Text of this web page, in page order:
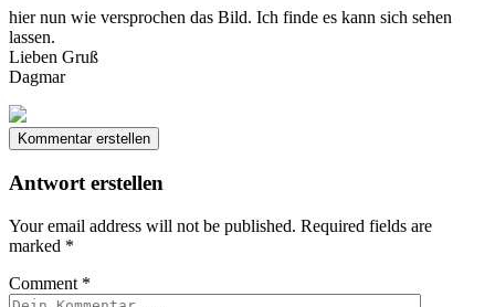
hier nun wie versprochen das Bild. Ich finde es kann sich sehen
lassen.
Lieben Gruß
Dagmar
Kommentar erstellen
Antwort erstellen
Your email address will not be published. Required fields are
marked *
Comment *